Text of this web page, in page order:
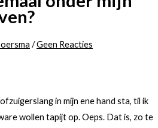
/Geen Reacties
in mijn ene hand sta, til ik
wollen tapijt op. Oeps. Dat is, zo te